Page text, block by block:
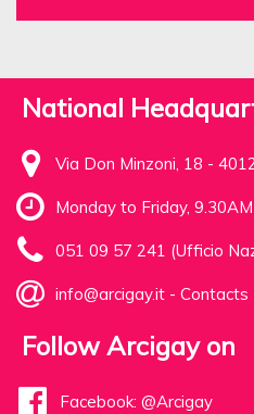
National
Via Don Minzoni, 18 -
Monday to Friday,
051 09 57 241 (Ufficio
info@arcigay.it - Contacts
Follow Arcigay on
Facebook: @Arcigay